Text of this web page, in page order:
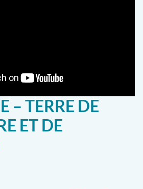
– TERRE DE
ET DE